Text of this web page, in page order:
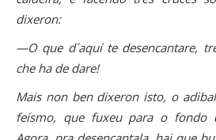
dixeron:
—O que d´aquí te desencantare,
che ha de dare!
Mais non ben dixeron isto, o
feísmo, que fuxeu para o fondo